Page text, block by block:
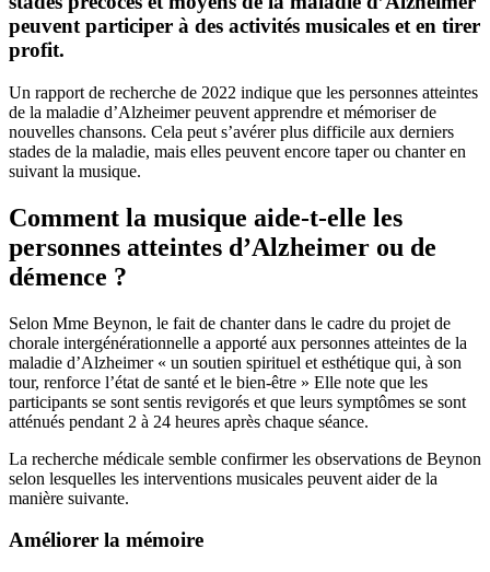
peuvent participer à des activités musicales et en tirer
profit.
Un rapport de recherche de 2022 indique que les personnes atteintes
de la maladie d’Alzheimer peuvent apprendre et mémoriser de
nouvelles chansons. Cela peut s’avérer plus difficile aux derniers
stades de la maladie, mais elles peuvent encore taper ou chanter en
suivant la musique.
Comment la musique aide-t-elle les
personnes atteintes d’Alzheimer ou de
démence ?
Selon Mme Beynon, le fait de chanter dans le cadre du projet de
chorale intergénérationnelle a apporté aux personnes atteintes de la
maladie d’Alzheimer « un soutien spirituel et esthétique qui, à son
tour, renforce l’état de santé et le bien-être » Elle note que les
participants se sont sentis revigorés et que leurs symptômes se sont
atténués pendant 2 à 24 heures après chaque séance.
La recherche médicale semble confirmer les observations de Beynon
selon lesquelles les interventions musicales peuvent aider de la
manière suivante.
Améliorer la mémoire